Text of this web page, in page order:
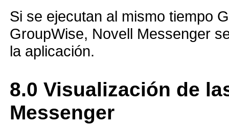
Si se ejecutan al mismo tiempo
GroupWise, Novell Messenger
la aplicación.
8.0 Visualización de
Messenger